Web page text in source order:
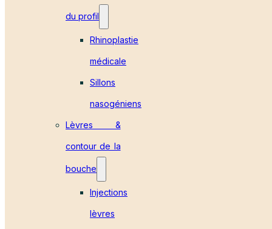
du profil
Rhinoplastie
médicale
Sillons
nasogéniens
Lèvres &
contour de la
bouche
Injections
lèvres